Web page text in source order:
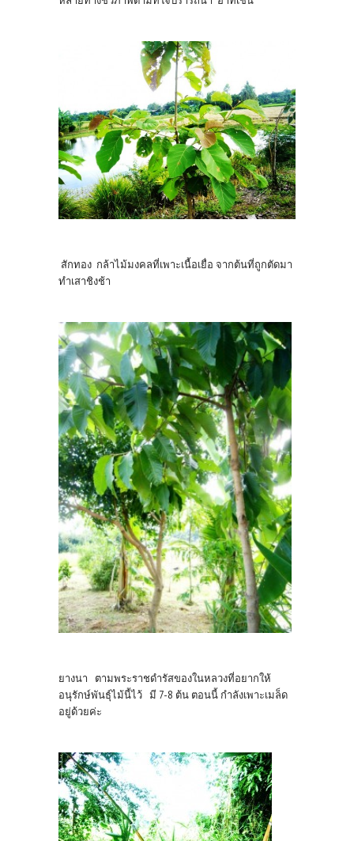
สักทอง กล้าไม้มงคลที่เพาะเนื้อเยื่อ จากต้นที่ถูกตัดมา
ทำเสาชิงช้า
ยางนา ตามพระราชดำรัสของในหลวงที่อยากให้
อนุรักษ์พันธุ์ไม้นี้ไว้ มี 7-8 ต้น ตอนนี้ กำลังเพาะเมล็ด
อยู่ด้วยค่ะ